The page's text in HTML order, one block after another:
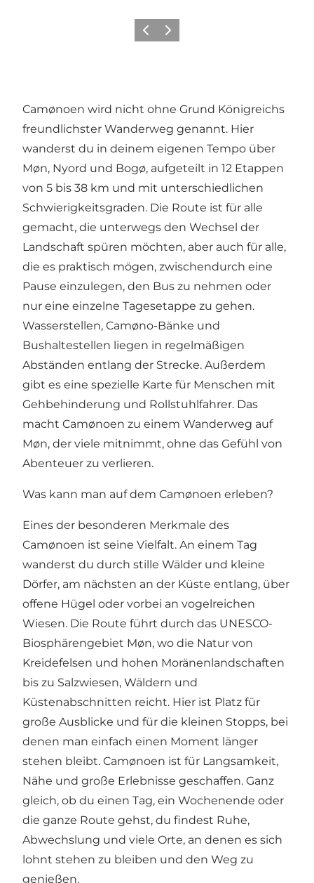
ZurückWeiter
Camønoen wird nicht ohne Grund Königreichs
freundlichster Wanderweg genannt. Hier
wanderst du in deinem eigenen Tempo über
Møn, Nyord und Bogø, aufgeteilt in 12 Etappen
von 5 bis 38 km und mit unterschiedlichen
Schwierigkeitsgraden. Die Route ist für alle
gemacht, die unterwegs den Wechsel der
Landschaft spüren möchten, aber auch für alle,
die es praktisch mögen, zwischendurch eine
Pause einzulegen, den Bus zu nehmen oder
nur eine einzelne Tagesetappe zu gehen.
Wasserstellen, Camøno-Bänke und
Bushaltestellen liegen in regelmäßigen
Abständen entlang der Strecke. Außerdem
gibt es eine spezielle Karte für Menschen mit
Gehbehinderung und Rollstuhlfahrer. Das
macht Camønoen zu einem Wanderweg auf
Møn, der viele mitnimmt, ohne das Gefühl von
Abenteuer zu verlieren.
Was kann man auf dem Camønoen erleben?
Eines der besonderen Merkmale des
Camønoen ist seine Vielfalt. An einem Tag
wanderst du durch stille Wälder und kleine
Dörfer, am nächsten an der Küste entlang, über
offene Hügel oder vorbei an vogelreichen
Wiesen. Die Route führt durch das UNESCO-
Biosphärengebiet Møn, wo die Natur von
Kreidefelsen und hohen Moränenlandschaften
bis zu Salzwiesen, Wäldern und
Küstenabschnitten reicht. Hier ist Platz für
große Ausblicke und für die kleinen Stopps, bei
denen man einfach einen Moment länger
stehen bleibt. Camønoen ist für Langsamkeit,
Nähe und große Erlebnisse geschaffen. Ganz
gleich, ob du einen Tag, ein Wochenende oder
die ganze Route gehst, du findest Ruhe,
Abwechslung und viele Orte, an denen es sich
lohnt stehen zu bleiben und den Weg zu
genießen.